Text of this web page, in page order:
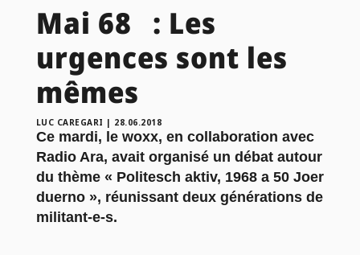
Mai 68 : Les
urgences sont les
mêmes
LUC CAREGARI | 28.06.2018
Ce mardi, le woxx, en collaboration avec
Radio Ara, avait organisé un débat autour
du thème « Politesch aktiv, 1968 a 50 Joer
duerno », réunissant deux générations de
militant-e-s.